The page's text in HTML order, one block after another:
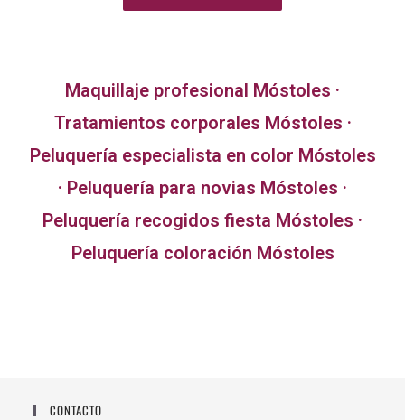
Maquillaje profesional Móstoles ·
Tratamientos corporales Móstoles ·
Peluquería especialista en color Móstoles
· Peluquería para novias Móstoles ·
Peluquería recogidos fiesta Móstoles ·
Peluquería coloración Móstoles
CONTACTO